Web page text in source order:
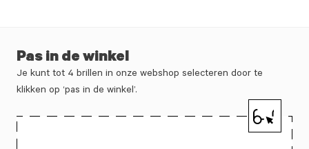
Pas in de winkel
Je kunt tot 4 brillen in onze webshop selecteren door te
klikken op ‘pas in de winkel’.